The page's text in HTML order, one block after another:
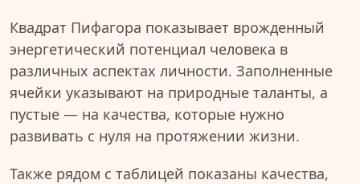
Квадрат Пифагора показывает врожденный
энергетический потенциал человека в
различных аспектах личности. Заполненные
ячейки указывают на природные таланты, а
пустые — на качества, которые нужно
развивать с нуля на протяжении жизни.
Также рядом с таблицей показаны качества,